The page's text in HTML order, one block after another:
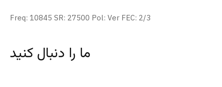
Freq: 10845 SR: 27500 Pol: Ver FEC: 2/3
ما را دنبال کنید